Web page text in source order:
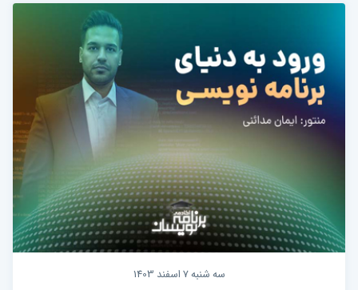
سه شنبه 7 اسفند 1403